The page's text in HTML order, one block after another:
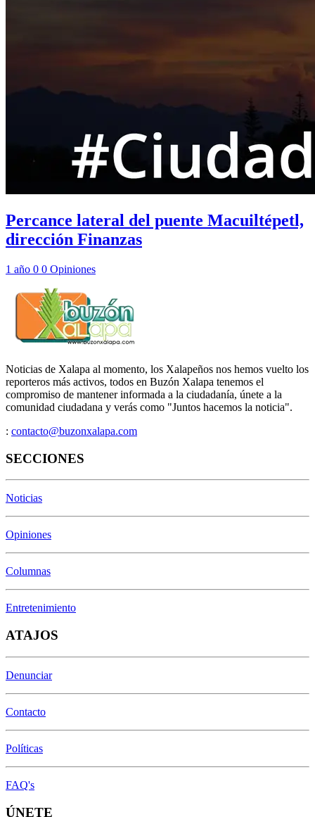
Percance lateral del puente Macuiltépetl,
dirección Finanzas
1 año 0 0 Opiniones
Noticias de Xalapa al momento, los Xalapeños nos hemos vuelto los
reporteros más activos, todos en Buzón Xalapa tenemos el
compromiso de mantener informada a la ciudadanía, únete a la
comunidad ciudadana y verás como "Juntos hacemos la noticia".
: contacto@buzonxalapa.com
SECCIONES
Noticias
Opiniones
Columnas
Entretenimiento
ATAJOS
Denunciar
Contacto
Políticas
FAQ's
ÚNETE